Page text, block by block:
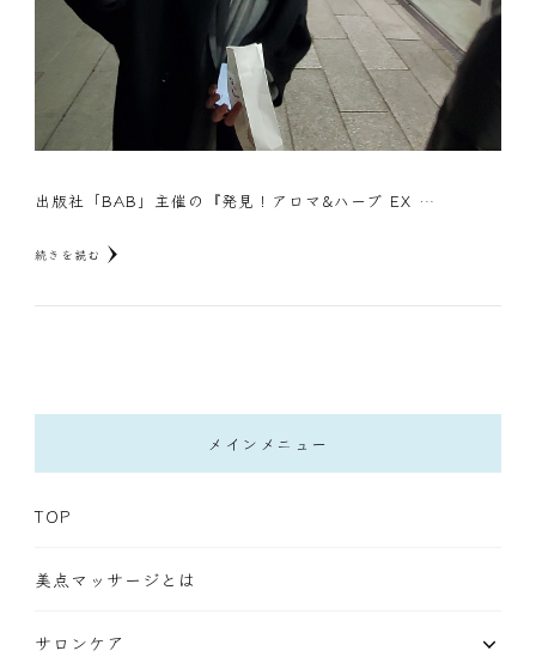
出版社「BAB」主催の『発見！アロマ&ハーブ EX …
続きを読む
メインメニュー
TOP
美点マッサージとは
サロンケア